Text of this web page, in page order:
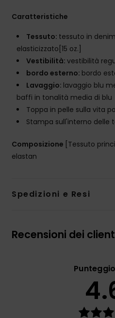
Caratteristiche
Tessuto: tessuto in
elasticizzato[15 oz.]
Vestibilità: vestibilità
bordo esterno: bordo
Lavaggio: lavaggio blu
baffi in tonalità media di blu
Toppa in pelle sulla vita
Stampa sull'interno delle
Composizione [Tessuto
elastan
Spedizioni e Resi
Recensioni dei